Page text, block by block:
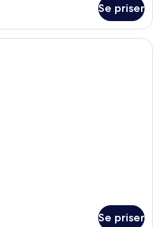
Se priser
Safe på rommet, skrivebord og
Se priser